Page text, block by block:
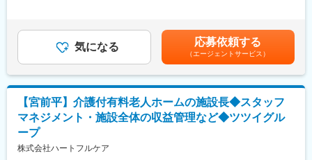
【バックオフィス系】
生産管理や購買業務がメインです。資材の発注や管理、生産スケ
【フロント系】
の企画提案や受発注の処理、納品業務に加え、お客様に向けた見
の賞与は4か月分（下回らない金額）で計算。あくまで参考値の
為、入社時の経験や能力を考慮の上決定します。■昇給：年1回■
賞与：年2回+特別賞与(平均6か月分)※前年度実績賃金はあくまで
も目安の金額であり、選考を通じて上下する可能性があります。
月給(月額)は固定手当を含めた表記です。
気になる 応募依頼する
（エージェントサービス）
【宮前平】介護付有料老人ホームの施設長◆スタッフ
マネジメント・施設全体の収益管理など◆ツツイグル
ープ
株式会社ハートフルケア